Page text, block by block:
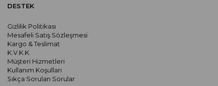
DESTEK
Gizlilik Politikası
Mesafeli Satış Sözleşmesi
Kargo & Teslimat
K.V.K.K.
Müşteri Hizmetleri
Kullanım Koşulları
Sıkça Sorulan Sorular